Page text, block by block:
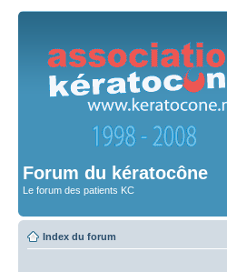
Forum du kératocône
Le forum des patients KC
Index du forum